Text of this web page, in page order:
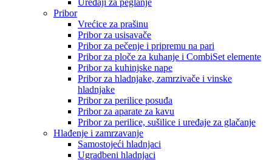
Uređaji za peglanje
Pribor
Vrećice za prašinu
Pribor za usisavače
Pribor za pečenje i pripremu na pari
Pribor za ploče za kuhanje i CombiSet elemente
Pribor za kuhinjske nape
Pribor za hladnjake, zamrzivače i vinske
hladnjake
Pribor za perilice posuđa
Pribor za aparate za kavu
Pribor za perilice, sušilice i uređaje za glačanje
Hlađenje i zamrzavanje
Samostojeći hladnjaci
Ugradbeni hladnjaci